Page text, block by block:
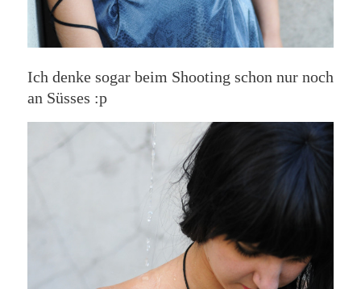
Ich denke sogar beim Shooting schon nur noch
an Süsses :p